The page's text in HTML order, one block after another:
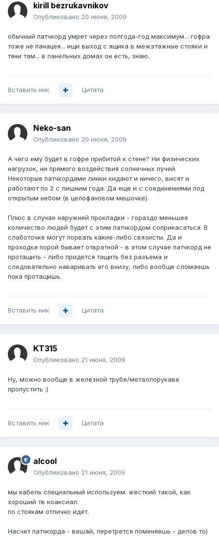
kirill bezrukavnikov
Опубликовано 20 июня, 2009
обычный патчкорд умрет через полгода-год максимум... гофра
тоже не панацея... ищи выход с ящика в межэтажные стояки и
тяни там... в панельных домах он есть, знаю.
Вставить ник Цитата
Neko-san
Опубликовано 20 июня, 2009
А чего ему будет в гофре прибитой к стене? Ни физических
нагрузок, ни прямого воздействия солнечных лучей.
Некоторые патчкордами линки кидают и ничего, висят и
работают по 2 с лишним года. Да еще и с соединениями под
открытым небом (в целофановом мешочке).
Плюс в случае наружней прокладки - гораздо меньшее
количество людей будет с этим патчкордом соприкасаться. В
слаботочке могут порвать какие-либо связисты. Да и
проходка порой бывает отвратной - в этом случае патчкорд не
протащить - либо придется тащить без разъема и
следовательно наваривать его внизу, либо вообще сломаешь
пока протащишь.
Вставить ник Цитата
KT315
Опубликовано 21 июня, 2009
Ну, можно вообще в железной трубе/металлорукаве
пропустить :)
Вставить ник Цитата
alcool
Опубликовано 21 июня, 2009
мы кабель специальный используем. жесткий такой, как
хороший тв коаксиал.
по стоякам отлично идет.
Насчет патчкорда - вешай, перетрется поменяешь - делов то)